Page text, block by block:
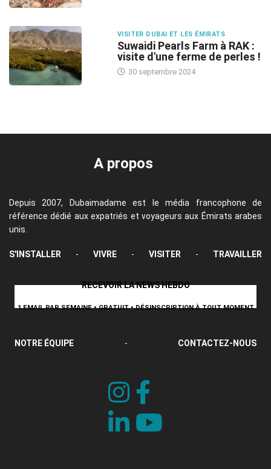
VISITER DUBAI ET LES ÉMIRATS
Suwaidi Pearls Farm à RAK :
visite d'une ferme de perles !
30 septembre 2024
A propos
Depuis 2007, Dubaimadame est le média francophone de
référence dédié aux expatriés et voyageurs aux Émirats arabes
unis.
S'INSTALLER - VIVRE - VISITER - TRAVAILLER
RECEVOIR LA NEWS HEBDO
1 EMAIL PAR SEMAINE • GRATUIT • DÉSINSCRIPTION À TOUT MOMENT
NOTRE ÉQUIPE - CONTACTEZ-NOUS